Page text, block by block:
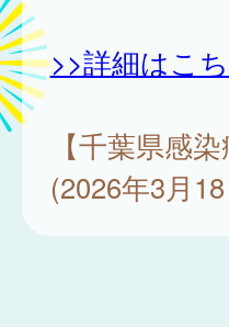
>>詳細はこ
【千葉県感
(2026年3月